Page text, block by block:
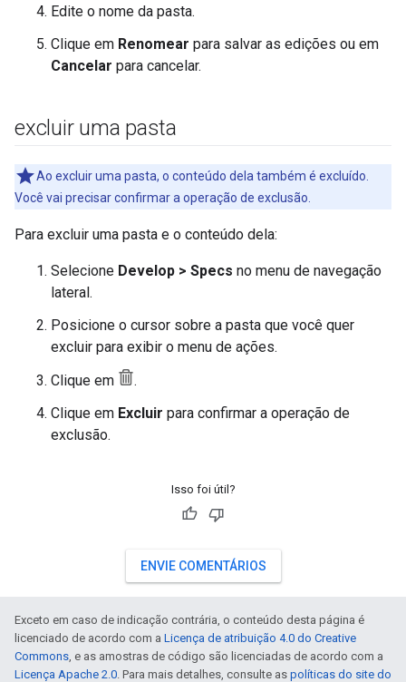
Edite o nome da pasta.
Clique em Renomear para salvar as edições ou em
Cancelar para cancelar.
excluir uma pasta
Ao excluir uma pasta, o conteúdo dela também é excluído.
Você vai precisar confirmar a operação de exclusão.
Para excluir uma pasta e o conteúdo dela:
Selecione Develop > Specs no menu de navegação
lateral.
Posicione o cursor sobre a pasta que você quer
excluir para exibir o menu de ações.
Clique em
.
Clique em Excluir para confirmar a operação de
exclusão.
Isso foi útil?
ENVIE COMENTÁRIOS
Exceto em caso de indicação contrária, o conteúdo desta página é
licenciado de acordo com a Licença de atribuição 4.0 do Creative
Commons , e as amostras de código são licenciadas de acordo com a
Licença Apache 2.0 . Para mais detalhes, consulte as políticas do site do